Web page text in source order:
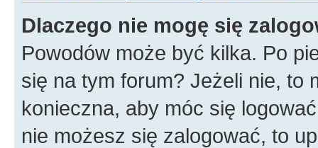
Dlaczego nie mogę się
Powodów może być kilka. Po
się na tym forum? Jeżeli nie, to
konieczna, aby móc się
nie możesz się zalogować, to